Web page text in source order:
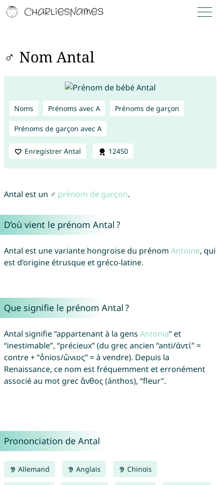
♂ Nom Antal
Noms Prénoms avec A Prénoms de garçon
Prénoms de garçon avec A
Enregistrer Antal 12450
Antal est un ♂ prénom de garçon.
D’où vient le prénom Antal ?
Antal est une variante hongroise du prénom Antoine, qui
est d’origine étrusque et gréco-latine.
Que signifie le prénom Antal ?
Antal signifie “appartenant à la gens Antonia“ et
“inestimable”, “précieux” (du grec ancien “anti/ἀντἰ” =
contre + “ṓnios/ὤνιος” = à vendre). Depuis la
Renaissance, ce nom est fréquemment et erronément
associé au mot grec ἄνθος (ánthos), “fleur”.
Prononciation de Antal
Allemand Anglais Chinois